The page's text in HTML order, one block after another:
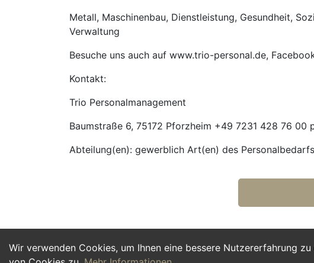
Wir verwenden Cookies, um Ihnen eine bessere Nutzererfahrung
Metall, Maschinenbau, Dienstleistung, Gesundheit,
Verwaltung
Besuche uns auch auf www.trio-personal.de,
Kontakt:
Trio Personalmanagement
Baumstraße 6, 75172 Pforzheim +49 7231 428 76 00
Abteilung(en): gewerblich Art(en) des